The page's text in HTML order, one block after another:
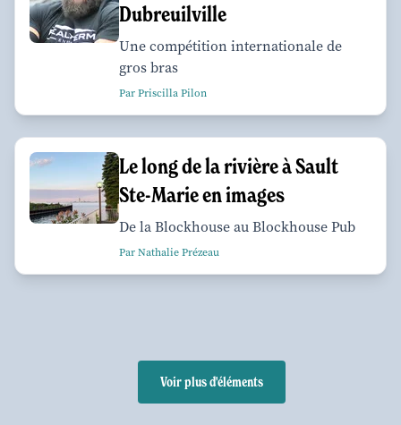
Dubreuilville
Une compétition internationale de
gros bras
Par Priscilla Pilon
Le long de la rivière à Sault
Ste-Marie en images
De la Blockhouse au Blockhouse Pub
Par Nathalie Prézeau
Voir plus d'éléments